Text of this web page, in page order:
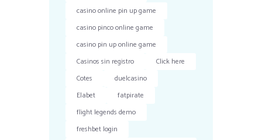
casino online pin up game
casino pinco online game
casino pin up online game
Casinos sin registro
Click here
Cotes
duelcasino
Elabet
fatpirate
flight legends demo
freshbet login